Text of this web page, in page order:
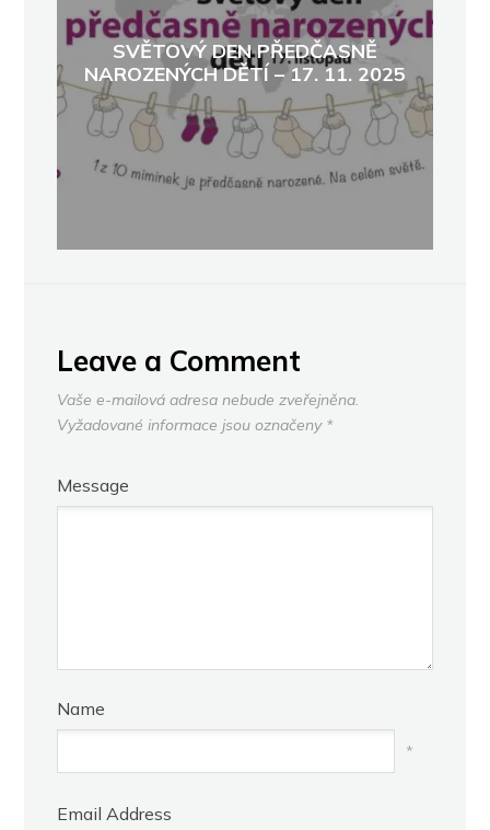
SVĚTOVÝ DEN PŘEDČASNĚ
NAROZENÝCH DĚTÍ – 17. 11. 2025
Leave a Comment
Vaše e-mailová adresa nebude zveřejněna.
Vyžadované informace jsou označeny *
Message
Name
*
Email Address